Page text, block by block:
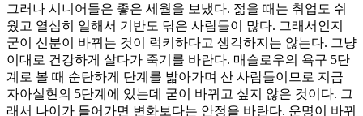
그러나 시니어들은 좋은 세월을 보냈다. 젊을 때는 취업도 쉬
웠고 열심히 일해서 기반도 닦은 사람들이 많다. 그래서인지
굳이 신분이 바뀌는 것이 럭키하다고 생각하지는 않는다. 그냥
이대로 건강하게 살다가 죽기를 바란다. 매슬로우의 욕구 5단
계로 볼 때 순탄하게 단계를 밟아가며 산 사람들이므로 지금
자아실현의 5단계에 있는데 굳이 바뀌고 싶지 않은 것이다. 그
래서 나이가 들어가면 변화보다는 안정을 바란다. 운명이 바뀌